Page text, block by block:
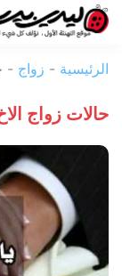
بيرد
الرئيسية - زواج -
حالات زواج